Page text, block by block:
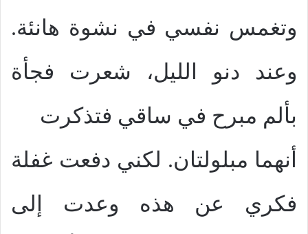
وتغمس نفسي في نشوة هانئة.
وعند دنو الليل، شعرت فجأة
بألم مبرح في ساقي فتذكرت
أنهما مبلولتان. لكني دفعت غفلة
فكري عن هذه وعدت إلى